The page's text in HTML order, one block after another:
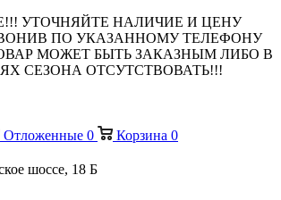
УТОЧНЯЙТЕ НАЛИЧИЕ И ЦЕНУ
ПО УКАЗАННОМУ ТЕЛЕФОНУ
МОЖЕТ БЫТЬ ЗАКАЗНЫМ ЛИБО В
СЕЗОНА ОТСУТСТВОВАТЬ!!!
Отложенные 0 Корзина 0
шоссе, 18 Б